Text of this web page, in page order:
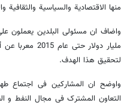
منها الاقتصادیة والسیاسیة والثقافیة
ملیار دولار
لتحقیق هذا الهدف.
واوضح ان المشارکین فی اجتماع
التعاون المشترک فی مجال النفط و